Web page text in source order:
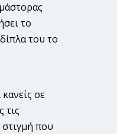
το
του το
σε
τις
που